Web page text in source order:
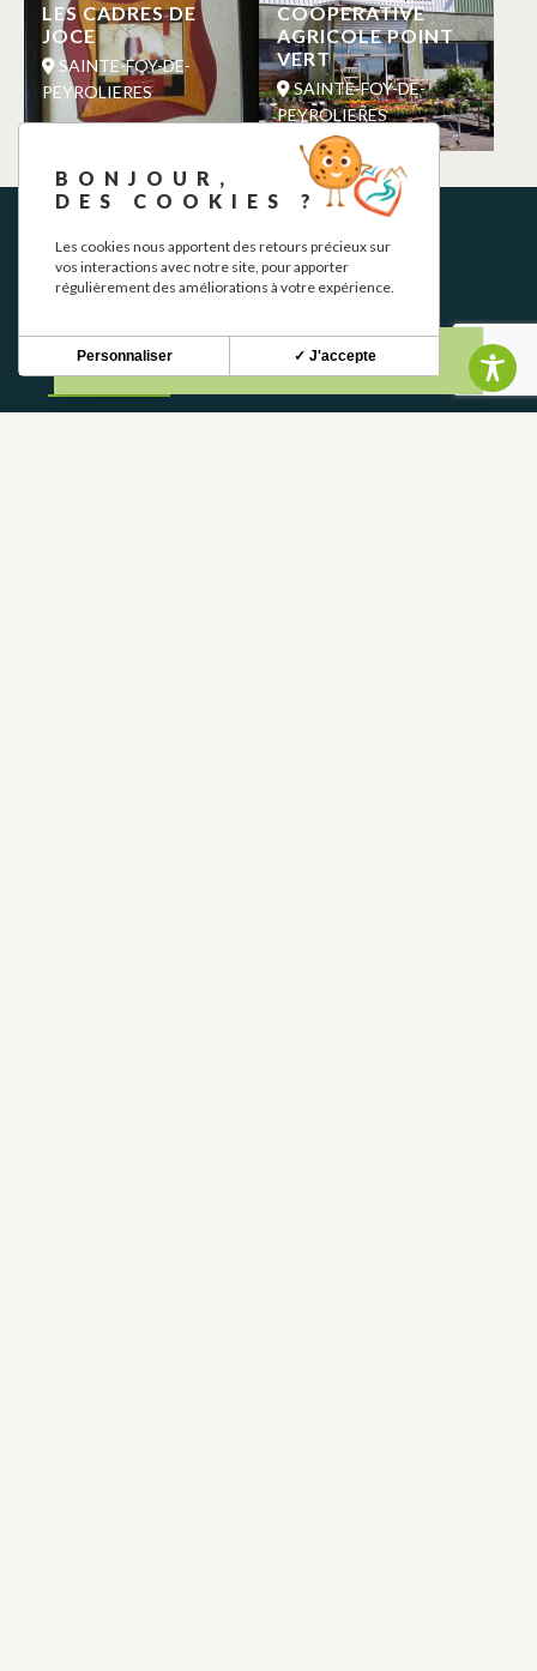
LES CADRES DE
JOCE
SAINTE-FOY-DE-
PEYROLIERES
COOPERATIVE
AGRICOLE POINT
VERT
SAINTE-FOY-DE-
PEYROLIERES
BONJOUR,
DES COOKIES ?
Les cookies nous apportent des retours précieux sur
vos interactions avec notre site, pour apporter
régulièrement des améliorations à votre expérience.
✓ J'accepte
Personnaliser